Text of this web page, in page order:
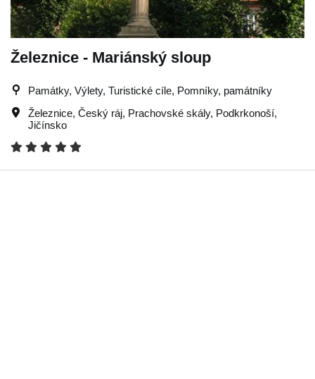
Železnice - Mariánský sloup
Památky, Výlety, Turistické cíle, Pomníky, památníky
Železnice, Český ráj, Prachovské skály, Podkrkonoší,
Jičínsko